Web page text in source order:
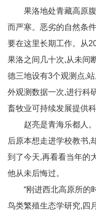
果洛地处青藏高原腹
而严寒。恶劣的自然条
要在这里长期工作。从
果洛之间几十次,从未间
德三地设有3个观测点,
外观测数据一次,进行科
畜牧业可持续发展提供
赵亮是青海乐都人。
后原本想走进学校教书,
到了今天,再看看当年的
他从未后悔过。
“刚进西北高原所的时
鸟类繁殖生态学研究,四